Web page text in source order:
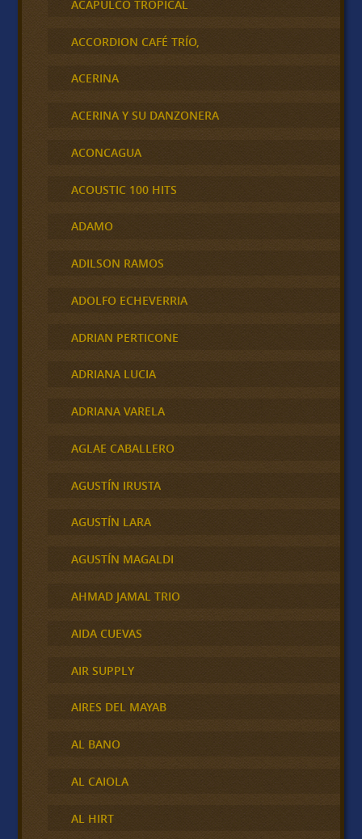
ACAPULCO TROPICAL
ACCORDION CAFÉ TRÍO,
ACERINA
ACERINA Y SU DANZONERA
ACONCAGUA
ACOUSTIC 100 HITS
ADAMO
ADILSON RAMOS
ADOLFO ECHEVERRIA
ADRIAN PERTICONE
ADRIANA LUCIA
ADRIANA VARELA
AGLAE CABALLERO
AGUSTÍN IRUSTA
AGUSTÍN LARA
AGUSTÍN MAGALDI
AHMAD JAMAL TRIO
AIDA CUEVAS
AIR SUPPLY
AIRES DEL MAYAB
AL BANO
AL CAIOLA
AL HIRT